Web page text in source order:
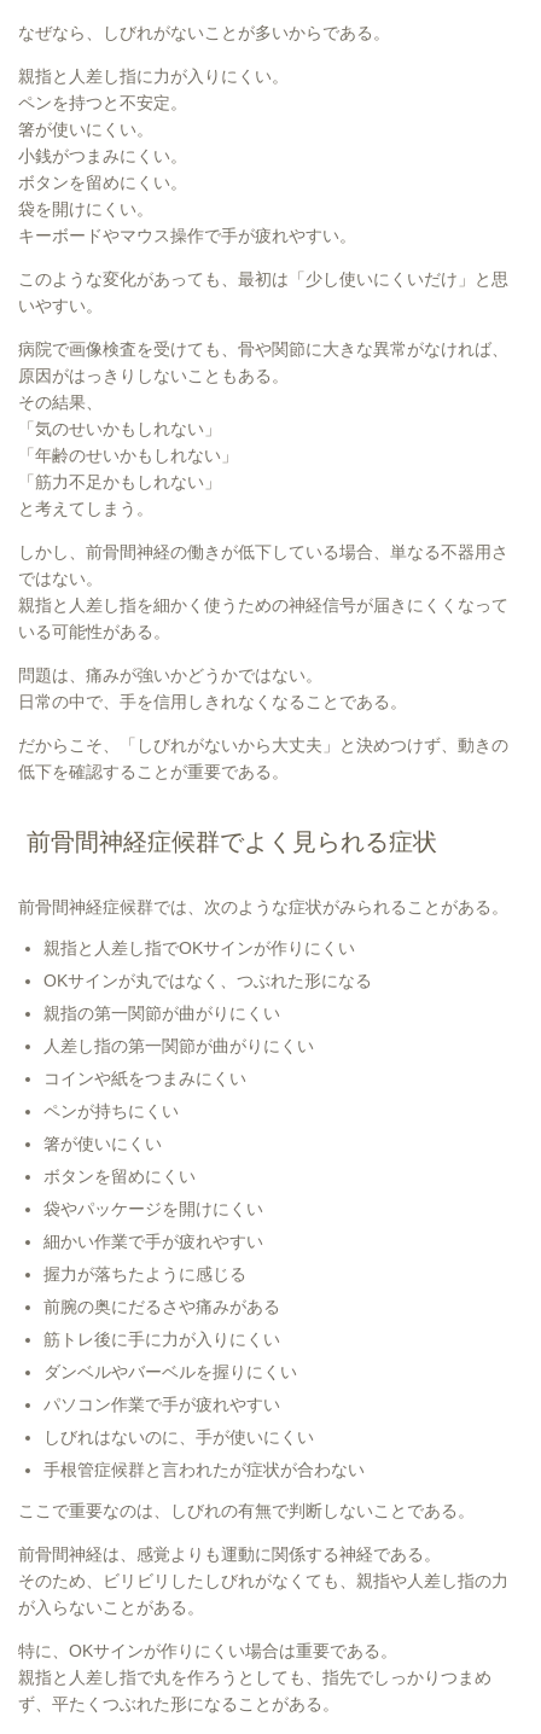
なぜなら、しびれがないことが多いからである。
親指と人差し指に力が入りにくい。
ペンを持つと不安定。
箸が使いにくい。
小銭がつまみにくい。
ボタンを留めにくい。
袋を開けにくい。
キーボードやマウス操作で手が疲れやすい。
このような変化があっても、最初は「少し使いにくいだけ」と思
いやすい。
病院で画像検査を受けても、骨や関節に大きな異常がなければ、
原因がはっきりしないこともある。
その結果、
「気のせいかもしれない」
「年齢のせいかもしれない」
「筋力不足かもしれない」
と考えてしまう。
しかし、前骨間神経の働きが低下している場合、単なる不器用さ
ではない。
親指と人差し指を細かく使うための神経信号が届きにくくなって
いる可能性がある。
問題は、痛みが強いかどうかではない。
日常の中で、手を信用しきれなくなることである。
だからこそ、「しびれがないから大丈夫」と決めつけず、動きの
低下を確認することが重要である。
前骨間神経症候群でよく見られる症状
前骨間神経症候群では、次のような症状がみられることがある。
親指と人差し指でOKサインが作りにくい
OKサインが丸ではなく、つぶれた形になる
親指の第一関節が曲がりにくい
人差し指の第一関節が曲がりにくい
コインや紙をつまみにくい
ペンが持ちにくい
箸が使いにくい
ボタンを留めにくい
袋やパッケージを開けにくい
細かい作業で手が疲れやすい
握力が落ちたように感じる
前腕の奥にだるさや痛みがある
筋トレ後に手に力が入りにくい
ダンベルやバーベルを握りにくい
パソコン作業で手が疲れやすい
しびれはないのに、手が使いにくい
手根管症候群と言われたが症状が合わない
ここで重要なのは、しびれの有無で判断しないことである。
前骨間神経は、感覚よりも運動に関係する神経である。
そのため、ビリビリしたしびれがなくても、親指や人差し指の力
が入らないことがある。
特に、OKサインが作りにくい場合は重要である。
親指と人差し指で丸を作ろうとしても、指先でしっかりつまめ
ず、平たくつぶれた形になることがある。